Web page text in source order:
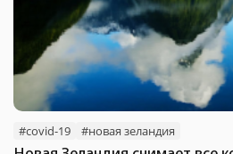
#covid-19 #новая зеландия